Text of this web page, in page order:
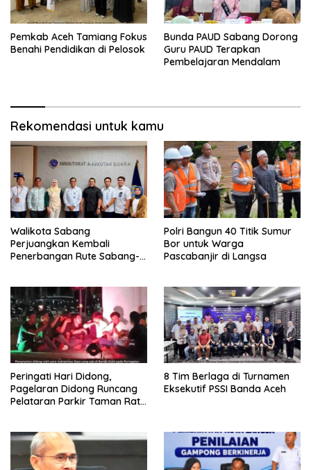
Pemkab Aceh Tamiang Fokus
Benahi Pendidikan di Pelosok
Bunda PAUD Sabang Dorong
Guru PAUD Terapkan
Pembelajaran Mendalam
Rekomendasi untuk kamu
Walikota Sabang
Perjuangkan Kembali
Penerbangan Rute Sabang-
Polri Bangun 40 Titik Sumur
Bor untuk Warga
Pascabanjir di Langsa
Peringati Hari Didong,
Pagelaran Didong Runcang
Pelataran Parkir Taman Ratu
8 Tim Berlaga di Turnamen
Eksekutif PSSI Banda Aceh